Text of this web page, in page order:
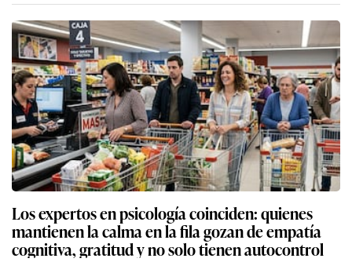
Los expertos en psicología coinciden: quienes
mantienen la calma en la fila gozan de empatía
cognitiva, gratitud y no solo tienen autocontrol